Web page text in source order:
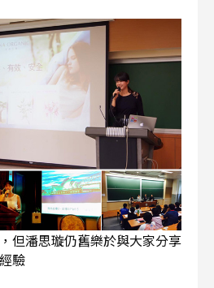
但潘思璇仍舊樂於與大家分享
驗